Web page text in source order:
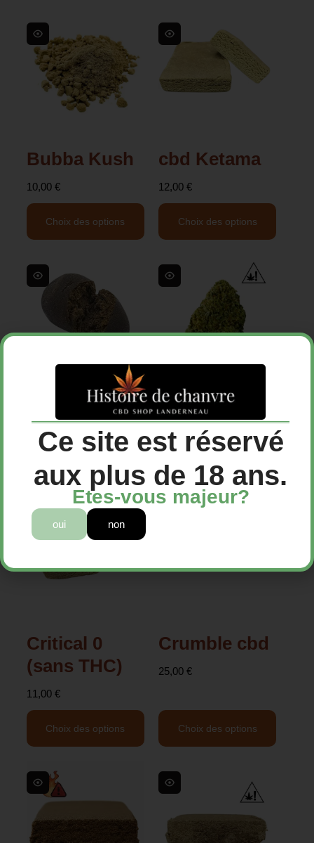
Bubba Kush
10,00 €
Choix des options
cbd Ketama
12,00 €
Choix des options
Charas cbn
12,00
Choix des options
Cookie
Choix des options
Critical 0
(sans THC)
11,00 €
Choix des options
Crumble cbd
25,00 €
Choix des options
Ce site est réservé
aux plus de 18 ans.
Etes-vous majeur?
oui non